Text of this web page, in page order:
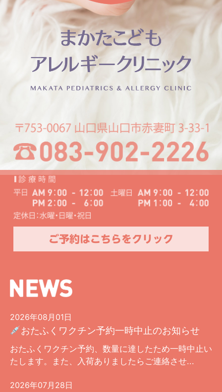
ご予約はこちらをクリック
2026年08月01日
おたふくワクチン予約一時中止のお知らせ
おたふくワクチン予約、数量に達したため一時中止い
たします。また、入荷ありましたらご連絡させ...
2026年07月28日